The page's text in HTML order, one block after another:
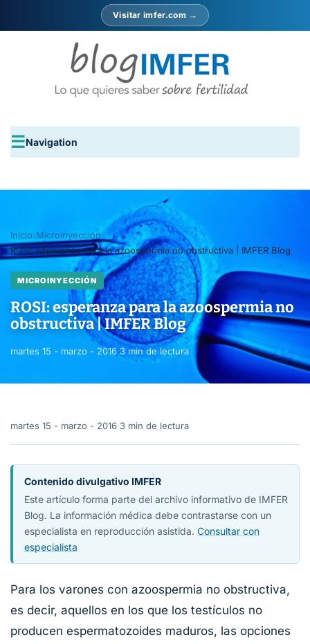
Visitar imfer.com →
Navigation
Inicio›Microinyección›
ROSI: esperanza para la azoospermia no obstructiva | IMFER Blog
MICROINYECCIÓN
ROSI: esperanza para la azoospermia no
obstructiva | IMFER Blog
martes 15 - marzo - 2016·3 min de lectura
martes 15 - marzo - 2016·3 min de lectura
Contenido divulgativo IMFER
Este artículo forma parte del archivo informativo de IMFER
Blog. La información médica debe contrastarse con un
especialista en reproducción asistida. Consultar con
especialista
Para los varones con azoospermia no obstructiva,
es decir, aquellos en los que los testículos no
producen espermatozoides maduros, las opciones